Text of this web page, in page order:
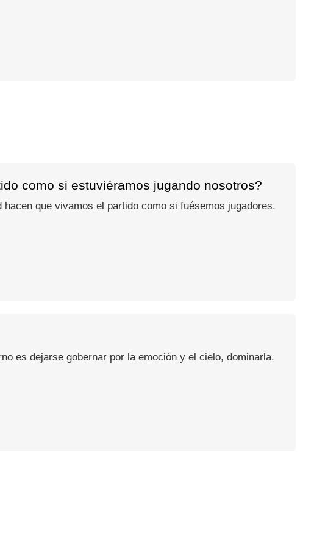
como si estuviéramos jugando nosotros?
que vivamos el partido como si fuésemos jugadores.
es dejarse gobernar por la emoción y el cielo, dominarla.